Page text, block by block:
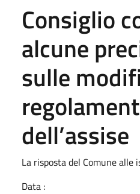
Consiglio
alcune
sulle
dell’assise
La risposta del Comune alle
Data :